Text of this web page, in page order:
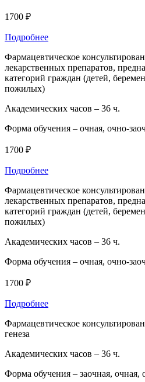
1700 ₽
Подробнее
Фармацевтическое
лекарственных препаратов,
категорий граждан (детей,
пожилых)
Академических часов – 36 ч.
Форма обучения – очная, очно-
1700 ₽
Подробнее
Фармацевтическое
лекарственных препаратов,
категорий граждан (детей,
пожилых)
Академических часов – 36 ч.
Форма обучения – очная, очно-
1700 ₽
Подробнее
Фармацевтическое
генеза
Академических часов – 36 ч.
Форма обучения – заочная, очная,